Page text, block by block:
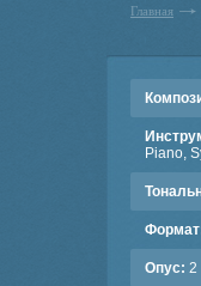
Главная
Piano,
Опус: 2